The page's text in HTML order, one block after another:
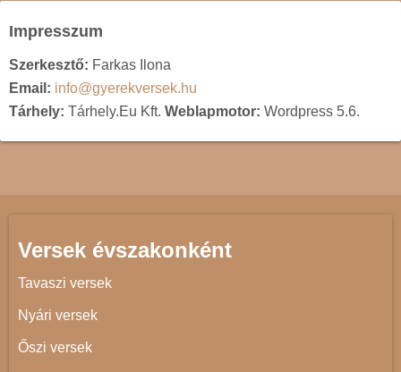
Impresszum
Szerkesztő: Farkas Ilona
Email: info@gyerekversek.hu
Tárhely: Tárhely.Eu Kft. Weblapmotor: Wordpress 5.6.
Versek évszakonként
Tavaszi versek
Nyári versek
Őszi versek